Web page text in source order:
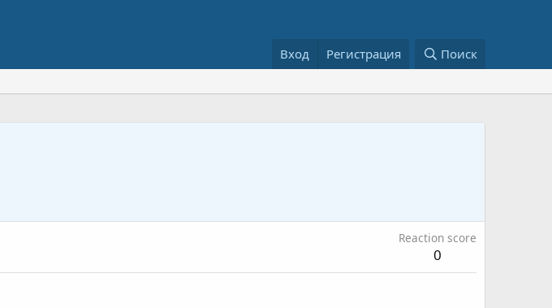
Вход Регистрация Поиск
Reaction score
0